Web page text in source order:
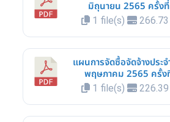
มิถุนายน 2565 ครั้ง
1 file(s)
แผนการจัดซื้อจัดจ้างประจ
พฤษภาคม 2565 ครั้ง
1 file(s)